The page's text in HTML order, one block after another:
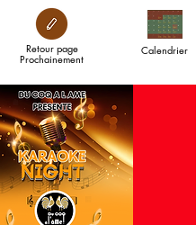
Calendrier
Retour page
Prochainement